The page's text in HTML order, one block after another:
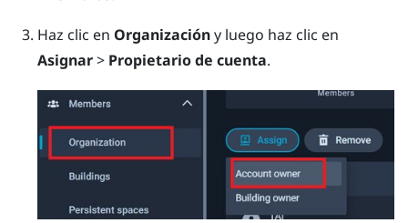
Haz clic en Organizacióny luego haz clic en
Asignar> Propietario de cuenta.